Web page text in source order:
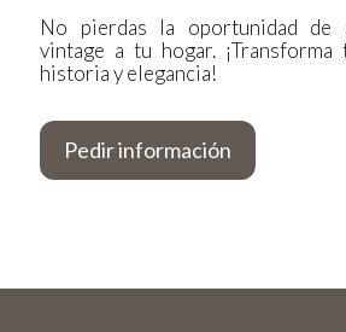
No pierdas la oportunidad de
vintage a tu hogar. ¡Transforma
historia y elegancia!
Pedir información